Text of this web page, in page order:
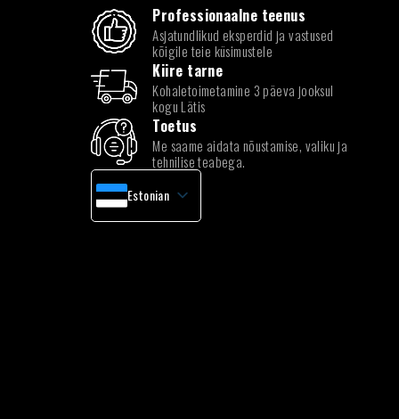
Professionaalne teenus
Asjatundlikud eksperdid ja vastused
kõigile teie küsimustele
Kiire tarne
Kohaletoimetamine 3 päeva jooksul
kogu Lätis
Toetus
Me saame aidata nõustamise, valiku ja
tehnilise teabega.
Estonian
Latvian